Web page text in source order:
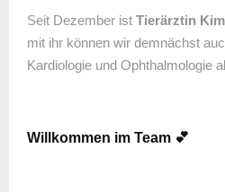
Seit Dezember ist Tierärztin
mit ihr können wir demnächst
Kardiologie und Ophthalmologie
Willkommen im Team 💕